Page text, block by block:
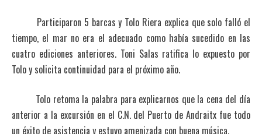
Participaron 5 barcas y Tolo Riera explica que solo falló el
tiempo, el mar no era el adecuado como había sucedido en las
cuatro ediciones anteriores. Toni Salas ratifica lo expuesto por
Tolo y solicita continuidad para el próximo año.
Tolo retoma la palabra para explicarnos que la cena del día
anterior a la excursión en el C.N. del Puerto de Andraitx fue todo
un éxito de asistencia y estuvo amenizada con buena música.